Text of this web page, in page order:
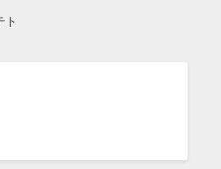
ト